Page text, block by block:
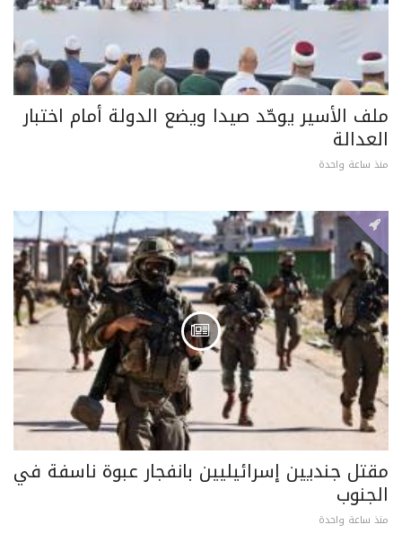
ملف الأسير يوحّد صيدا ويضع الدولة أمام اختبار
العدالة
منذ ساعة واحدة
مقتل جنديين إسرائيليين بانفجار عبوة ناسفة في
الجنوب
منذ ساعة واحدة